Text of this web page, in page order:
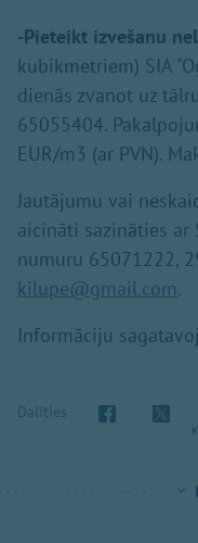
-Pieteikt izvešanu
kubikmetriem) SIA
dienās zvanot uz
65055404.
EUR/m3 (ar PVN).
Jautājumu vai
aicināti sazināties ar
numuru 65071222,
kilupe@gmail.com.
Informāciju
Dalīties